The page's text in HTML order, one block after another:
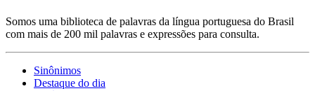
Somos uma biblioteca de palavras da língua portuguesa do Brasil
com mais de 200 mil palavras e expressões para consulta.
Sinônimos
Destaque do dia